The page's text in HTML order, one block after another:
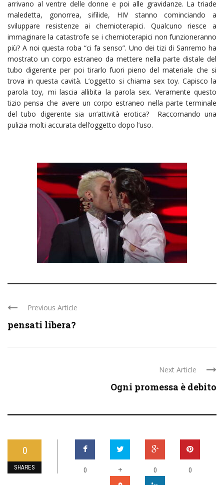
arrivano al ventre delle donne e poi alle gravidanze. La triade
maledetta, gonorrea, sifilide, HIV stanno cominciando a
sviluppare resistenze ai chemioterapici. Qualcuno riesce a
immaginare la catastrofe se i chemioterapici non funzioneranno
più? A noi questa roba “ci fa senso”. Uno dei tizi di Sanremo ha
mostrato un corpo estraneo da mettere nella parte distale del
tubo digerente per poi tirarlo fuori pieno del materiale che si
trova in questa cavità. L’oggetto si chiama sex toy. Capisco la
parola toy, mi lascia allibita la parola sex. Veramente questo
tizio pensa che avere un corpo estraneo nella parte terminale
del tubo digerente sia un’attività erotica? Raccomando una
pulizia molti accurata dell’oggetto dopo l’uso.
Previous Article
pensati libera?
Next Article
Ogni promessa è debito
0
SHARES 0 + 0 0